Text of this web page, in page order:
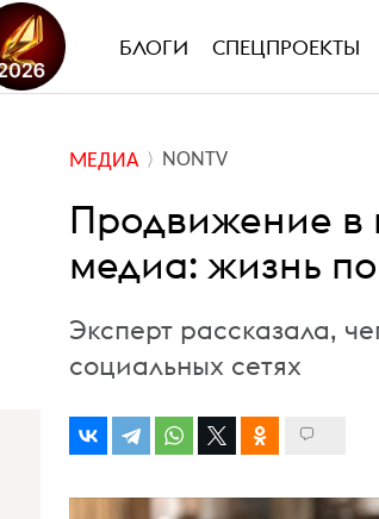
БЛОГИ СПЕЦПРОЕКТЫ
МЕДИА NONTV
Продвижение в
медиа: жизнь
Эксперт рассказала,
социальных сетях